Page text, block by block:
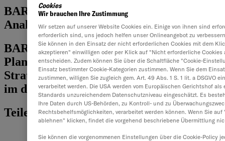
BARC Score Integrated Planning &
Analytics (IP&A)
BARC bewertet Anbieter von integrierter
Planung und Analyse nach Portfolio,
Strategie, Leistung und Kundenfeedback
im dynamischen CPM-Markt.
Teilen
Cookies
Wir brauchen Ihre Zustimmung
Wir setzen auf unserer Website Cookies ein. Einige von ihnen sind
erforderlich sind, uns jedoch helfen unser Onlineangebot zu
Sie können in den Einsatz der nicht erforderlichen Cookies mit dem
akzeptieren" einwilligen oder per Klick auf "Nicht erforderliche
entscheiden. Zudem können Sie über die Schaltfläche "Cookie-
Einsatz bestimmter Cookie-Kategorien zustimmen. Wenn Sie dem
zustimmen, willigen Sie zugleich gem. Art. 49 Abs. 1 S. 1 lit. a DSGVO
verarbeitet werden. Die USA werden vom Europäischen Gerichtshof als
Standards unzureichendem Datenschutzniveau eingeschätzt. Es
Ihre Daten durch US-Behörden, zu Kontroll- und zu
Rechtsbehelfsmöglichkeiten, verarbeitet werden können. Wenn Sie
ablehnen" klicken, findet die vorgehend beschriebene Übermittlung
Sie können die vorgenommenen Einstellungen über die Cookie-Policy